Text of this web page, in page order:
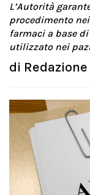
L’Autorità
procedimento
farmaci a base
utilizzato nei
di